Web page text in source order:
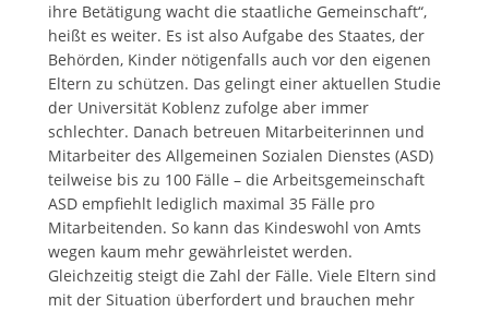
ihre Betätigung wacht die staatliche Gemeinschaft“,
heißt es weiter. Es ist also Aufgabe des Staates, der
Behörden, Kinder nötigenfalls auch vor den eigenen
Eltern zu schützen. Das gelingt einer aktuellen Studie
der Universität Koblenz zufolge aber immer
schlechter. Danach betreuen Mitarbeiterinnen und
Mitarbeiter des Allgemeinen Sozialen Dienstes (ASD)
teilweise bis zu 100 Fälle – die Arbeitsgemeinschaft
ASD empfiehlt lediglich maximal 35 Fälle pro
Mitarbeitenden. So kann das Kindeswohl von Amts
wegen kaum mehr gewährleistet werden.
Gleichzeitig steigt die Zahl der Fälle. Viele Eltern sind
mit der Situation überfordert und brauchen mehr